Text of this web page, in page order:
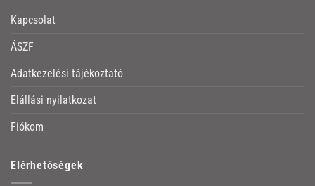
Kapcsolat
ÁSZF
Adatkezelési tájékoztató
Elállási nyilatkozat
Fiókom
Elérhetőségek